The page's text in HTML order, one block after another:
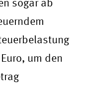
sogar ab
um den